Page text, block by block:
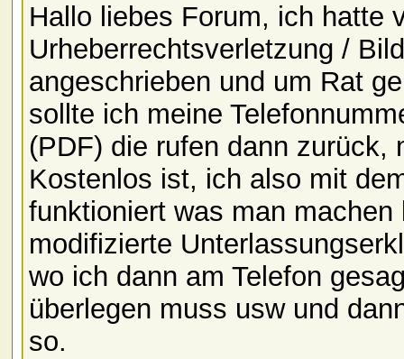
Hallo liebes Forum, ich hatte
Urheberrechtsverletzung /
angeschrieben und um Rat
sollte ich meine
(PDF) die rufen dann zurück,
Kostenlos ist, ich also mit
funktioniert was man
modifizierte
wo ich dann am Telefon
überlegen muss usw und
so.